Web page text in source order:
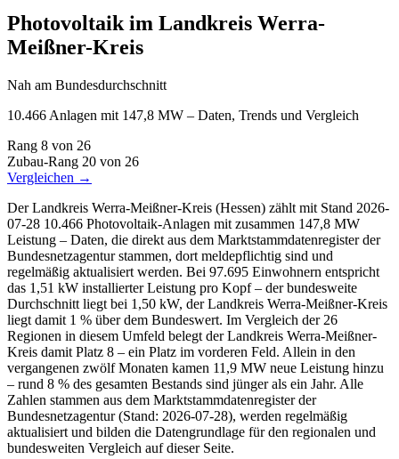
Photovoltaik im Landkreis Werra-
Meißner-Kreis
Nah am Bundesdurchschnitt
10.466 Anlagen mit 147,8 MW – Daten, Trends und Vergleich
Rang 8 von 26
Zubau-Rang 20 von 26
Vergleichen →
Der Landkreis Werra-Meißner-Kreis (Hessen) zählt mit Stand 2026-
07-28 10.466 Photovoltaik-Anlagen mit zusammen 147,8 MW
Leistung – Daten, die direkt aus dem Marktstammdatenregister der
Bundesnetzagentur stammen, dort meldepflichtig sind und
regelmäßig aktualisiert werden. Bei 97.695 Einwohnern entspricht
das 1,51 kW installierter Leistung pro Kopf – der bundesweite
Durchschnitt liegt bei 1,50 kW, der Landkreis Werra-Meißner-Kreis
liegt damit 1 % über dem Bundeswert. Im Vergleich der 26
Regionen in diesem Umfeld belegt der Landkreis Werra-Meißner-
Kreis damit Platz 8 – ein Platz im vorderen Feld. Allein in den
vergangenen zwölf Monaten kamen 11,9 MW neue Leistung hinzu
– rund 8 % des gesamten Bestands sind jünger als ein Jahr. Alle
Zahlen stammen aus dem Marktstammdatenregister der
Bundesnetzagentur (Stand: 2026-07-28), werden regelmäßig
aktualisiert und bilden die Datengrundlage für den regionalen und
bundesweiten Vergleich auf dieser Seite.